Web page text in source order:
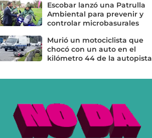
Escobar lanzó una Patrulla
Ambiental para prevenir y
controlar microbasurales
Murió un motociclista que
chocó con un auto en el
kilómetro 44 de la autopista